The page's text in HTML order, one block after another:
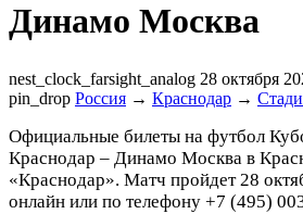
Динамо Москва
nest_clock_farsight_analog 28 октября
pin_drop Россия → Краснодар →
Официальные билеты на футбол
Краснодар – Динамо Москва в
«Краснодар». Матч пройдет 28
онлайн или по телефону +7 (495)